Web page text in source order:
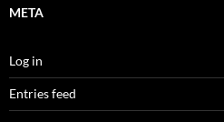
META
Log in
Entries feed